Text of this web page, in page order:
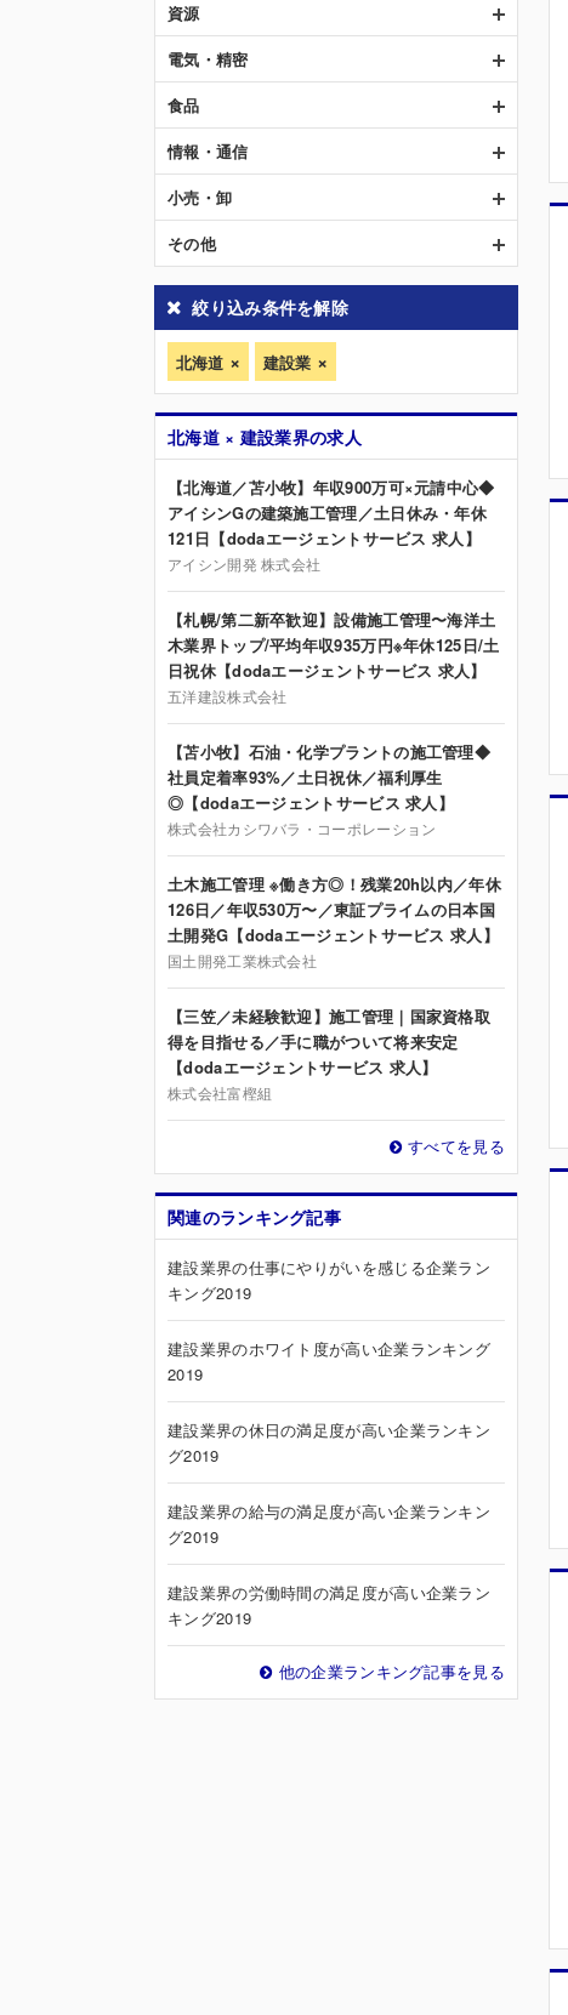
資源
電気・精密
食品
情報・通信
小売・卸
その他
絞り込み条件を解除
北海道 建設業
北海道 × 建設業界の求人
【北海道／苫小牧】年収900万可×元請中心◆
アイシンGの建築施工管理／土日休み・年休
121日【dodaエージェントサービス 求人】
アイシン開発 株式会社
【札幌/第二新卒歓迎】設備施工管理〜海洋土
木業界トップ/平均年収935万円※年休125日/土
日祝休【dodaエージェントサービス 求人】
五洋建設株式会社
【苫小牧】石油・化学プラントの施工管理◆
社員定着率93%／土日祝休／福利厚生
◎【dodaエージェントサービス 求人】
株式会社カシワバラ・コーポレーション
土木施工管理 ※働き方◎！残業20h以内／年休
126日／年収530万〜／東証プライムの日本国
土開発G【dodaエージェントサービス 求人】
国土開発工業株式会社
【三笠／未経験歓迎】施工管理｜国家資格取
得を目指せる／手に職がついて将来安定
【dodaエージェントサービス 求人】
株式会社富樫組
すべてを見る
関連のランキング記事
建設業界の仕事にやりがいを感じる企業ラン
キング2019
建設業界のホワイト度が高い企業ランキング
2019
建設業界の休日の満足度が高い企業ランキン
グ2019
建設業界の給与の満足度が高い企業ランキン
グ2019
建設業界の労働時間の満足度が高い企業ラン
キング2019
他の企業ランキング記事を見る